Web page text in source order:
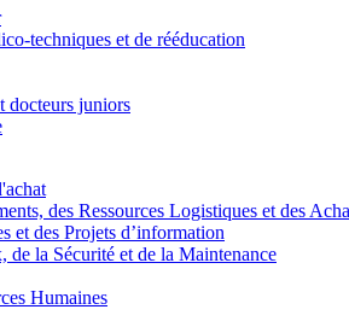
techniques et de rééducation
docteurs juniors
des Ressources Logistiques et des
et des Projets d’information
de la Sécurité et de la Maintenance
Humaines